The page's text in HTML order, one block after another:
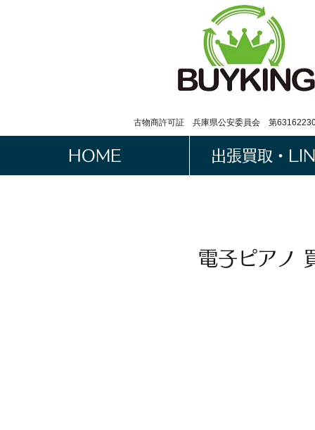
古物商許可証 兵庫県公安委員会 第
HOME 出張買取・
電子ピアノ